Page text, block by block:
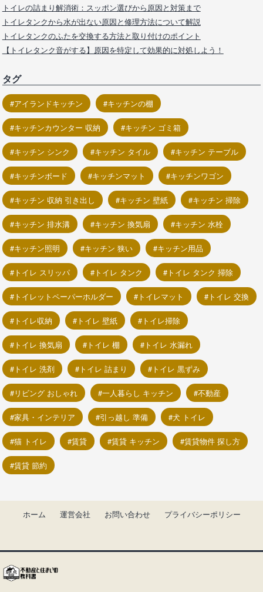
トイレの詰まり解消術：スッポン選びから原因と対策まで
トイレタンクから水が出ない原因と修理方法について解説
トイレタンクのふたを交換する方法と取り付けのポイント
【トイレタンク音がする】原因を特定して効果的に対処しよう！
タグ
アイランドキッチン キッチンの棚
キッチンカウンター 収納 キッチン ゴミ箱
キッチン シンク キッチン タイル キッチン テーブル
キッチンボード キッチンマット キッチンワゴン
キッチン 収納 引き出し キッチン 壁紙 キッチン 掃除
キッチン 排水溝 キッチン 換気扇 キッチン 水栓
キッチン照明 キッチン 狭い キッチン用品
トイレ スリッパ トイレ タンク トイレ タンク 掃除
トイレットペーパーホルダー トイレマット トイレ 交換
トイレ収納 トイレ 壁紙 トイレ掃除
トイレ 換気扇 トイレ 棚 トイレ 水漏れ
トイレ 洗剤 トイレ 詰まり トイレ 黒ずみ
リビング おしゃれ 一人暮らし キッチン 不動産
家具・インテリア 引っ越し 準備 犬 トイレ
猫 トイレ 賃貸 賃貸 キッチン 賃貸物件 探し方
賃貸 節約
ホーム 運営会社 お問い合わせ プライバシーポリシー